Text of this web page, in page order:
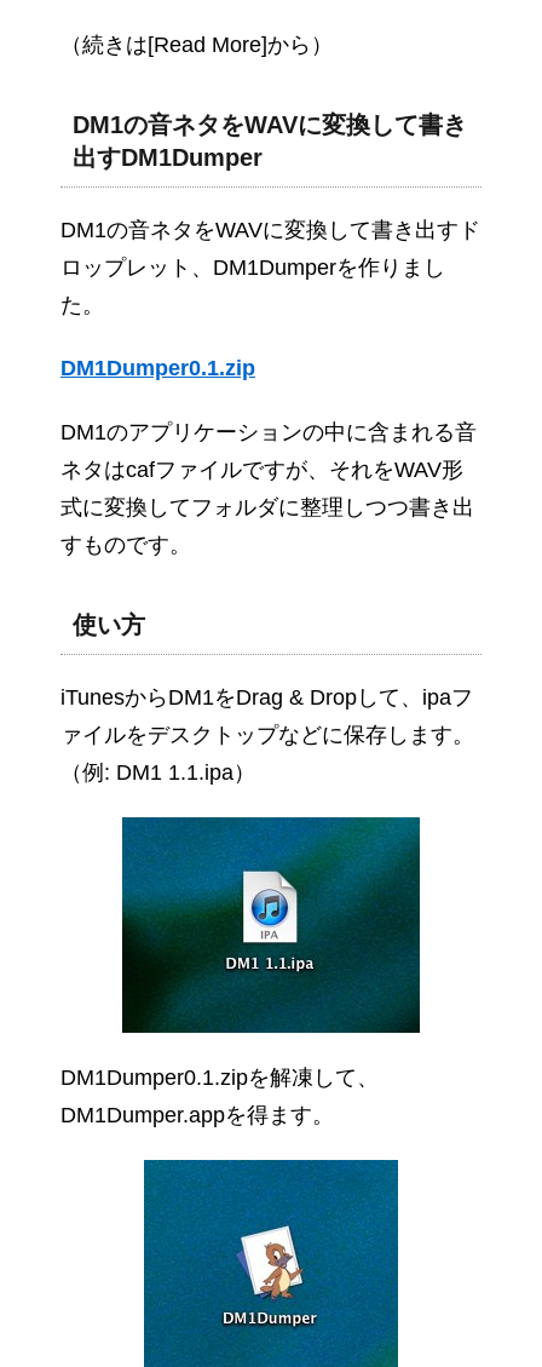
（続きは[Read More]から）
DM1の音ネタをWAVに変換して書き
出すDM1Dumper
DM1の音ネタをWAVに変換して書き出すド
ロップレット、DM1Dumperを作りまし
た。
DM1Dumper0.1.zip
DM1のアプリケーションの中に含まれる音
ネタはcafファイルですが、それをWAV形
式に変換してフォルダに整理しつつ書き出
すものです。
使い方
iTunesからDM1をDrag & Dropして、ipaフ
ァイルをデスクトップなどに保存します。
（例: DM1 1.1.ipa）
DM1Dumper0.1.zipを解凍して、
DM1Dumper.appを得ます。